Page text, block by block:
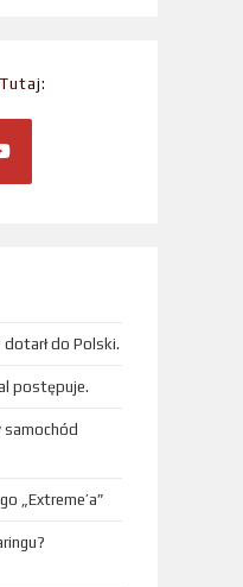
dotarł do Polski.
postępuje.
samochód
„Extreme’a”